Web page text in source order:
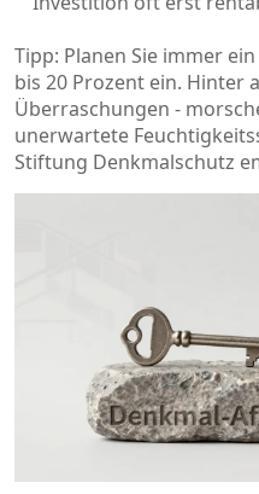
Tipp: Planen Sie immer
bis 20 Prozent ein. Hinter
Überraschungen -
unerwartete
Stiftung Denkmalschutz